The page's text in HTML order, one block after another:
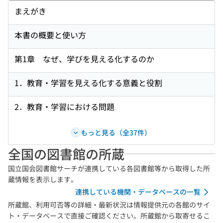
まえがき
本書の概要と使い方
第1章 なぜ、学びを見える化するのか
1．教育・学習を見える化する意義と役割
2．教育・学習における問題
もっと見る（全37件）
全国の図書館の所蔵
国立国会図書館サーチが連携している各図書館等から取得した所
蔵情報を表示します。
連携している機関・データベースの一覧
所蔵館、利用可否等の詳細・最新状況は情報提供元の各館のサイ
ト・データベースで直接ご確認ください。所蔵館から取寄せるこ